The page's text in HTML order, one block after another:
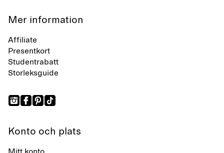
Mer information
Affiliate
Presentkort
Studentrabatt
Storleksguide
Konto och plats